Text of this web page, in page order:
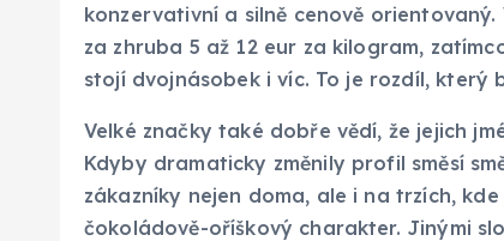
konzervativní a silně cenově
za zhruba 5 až 12 eur za kilogram,
stojí dvojnásobek i víc. To je rozdíl,
Velké značky také dobře vědí, že jejich
Kdyby dramaticky změnily profil směsí
zákazníky nejen doma, ale i na trzích,
čokoládově-oříškový charakter. Jinými